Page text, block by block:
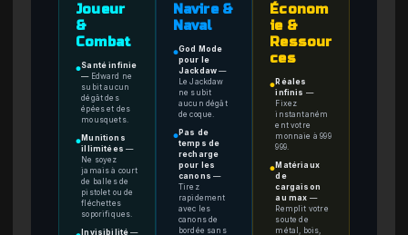
Joueur
&
Combat
●Santé infinie
— Edward ne
subit aucun
dégât des
épées et des
mousquets.
● Munitions
illimitées —
Ne soyez
jamais à court
de balles de
pistolet ou de
fléchettes
soporifiques.
Invisibilité —
Navire &
Naval
●God Mode
pour le
Jackdaw —
Le Jackdaw
ne subit
aucun dégât
de coque.
● Pas de
temps de
recharge
pour les
canons —
Tirez
rapidement
avec les
canons de
bordée sans
Économ
ie &
Ressour
ces
●Réales
infinis —
Fixez
instantaném
ent votre
monnaie à 999
999.
●Matériaux
de
cargaison
au max —
Remplit votre
soute de
métal, bois,